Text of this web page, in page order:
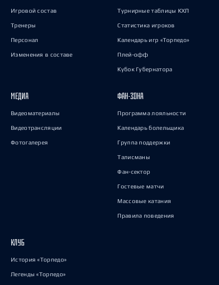
Игровой состав
Тренеры
Персонал
Изменения в составе
Турнирные таблицы КХЛ
Статистика игроков
Календарь игр «Торпедо»
Плей-офф
Кубок Губернатора
МЕДИА
Видеоматериалы
Видеотрансляции
Фотогалерея
ФАН-ЗОНА
Программа лояльности
Календарь болельщика
Группа поддержки
Талисманы
Фан-сектор
Гостевые матчи
Массовые катания
Правила поведения
КЛУБ
История «Торпедо»
Легенды «Торпедо»